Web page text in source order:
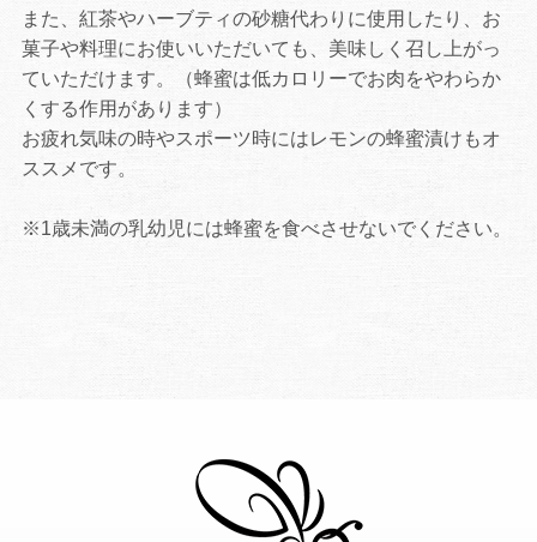
また、紅茶やハーブティの砂糖代わりに使用したり、お
菓子や料理にお使いいただいても、美味しく召し上がっ
ていただけます。（蜂蜜は低カロリーでお肉をやわらか
くする作用があります）
お疲れ気味の時やスポーツ時にはレモンの蜂蜜漬けもオ
ススメです。
※1歳未満の乳幼児には蜂蜜を食べさせないでください。